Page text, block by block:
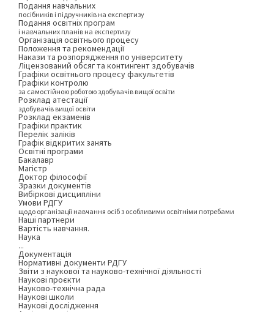
Подання навчальних
посібників і підручників на експертизу
Подання освітніх програм
і навчальних планів на експертизу
Організація освітнього процесу
Положення та рекомендації
Накази та розпорядження по університету
Ліцензований обсяг та контингент здобувачів
Графіки освітнього процесу факультетів
Графіки контролю
за самостійною роботою здобувачів вищої освіти
Розклад атестації
здобувачів вищої освіти
Розклад екзаменів
Графіки практик
Перелік заліків
Графік відкритих занять
Освітні програми
Бакалавр
Магістр
Доктор філософії
Зразки документів
Вибіркові дисципліни
Умови РДГУ
щодо організації навчання осіб з особливими освітніми потребами
Наші партнери
Вартість навчання.
Наука
...
Документація
Нормативні документи РДГУ
Звіти з наукової та науково-технічної діяльності
Наукові проєкти
Науково-технічна рада
Наукові школи
Наукові дослідження